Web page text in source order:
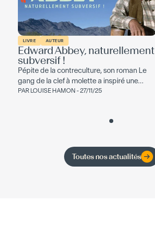
LIVRE AUTEUR
Edward Abbey, naturellement
subversif !
Pépite de la contreculture, son roman Le
gang de la clef à molette a inspiré une
génération d’activistes écologistes et...
PAR LOUISE HAMON - 27/11/25
Toutes nos actualités